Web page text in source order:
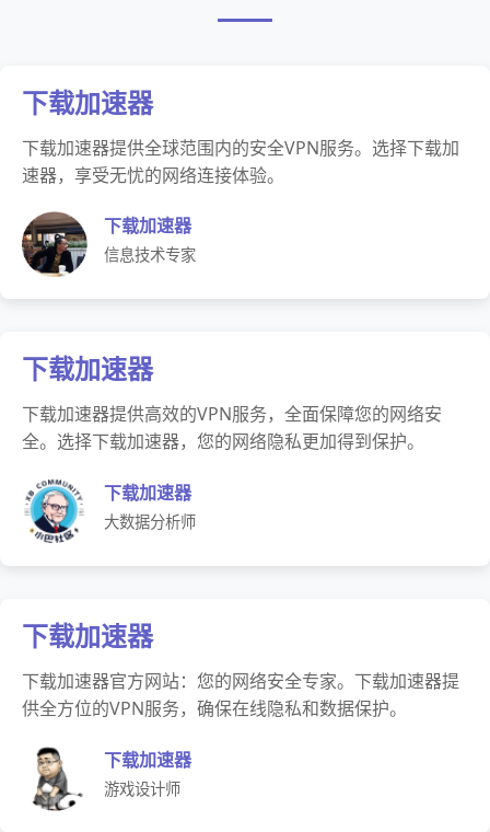
下载加速器
下载加速器提供全球范围内的安全VPN服务。选择下载加
速器，享受无忧的网络连接体验。
下载加速器
信息技术专家
下载加速器
下载加速器提供高效的VPN服务，全面保障您的网络安
全。选择下载加速器，您的网络隐私更加得到保护。
下载加速器
大数据分析师
下载加速器
下载加速器官方网站：您的网络安全专家。下载加速器提
供全方位的VPN服务，确保在线隐私和数据保护。
下载加速器
游戏设计师